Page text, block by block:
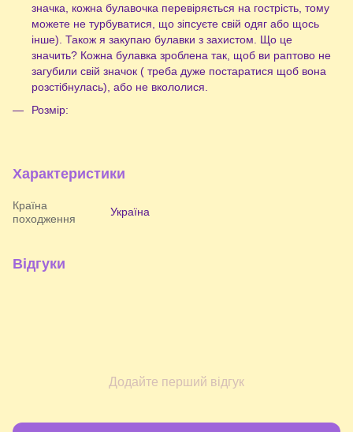
значка, кожна булавочка перевіряється на гострість, тому
можете не турбуватися, що зіпсуєте свій одяг або щось
інше). Також я закупаю булавки з захистом. Що це
значить? Кожна булавка зроблена так, щоб ви раптово не
загубили свій значок ( треба дуже постаратися щоб вона
розстібнулась), або не вкололися.
Розмір:
Характеристики
Країна
походження
Україна
Відгуки
Додайте перший відгук